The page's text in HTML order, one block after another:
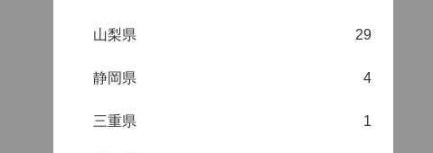
山梨県 29
静岡県 4
三重県 1